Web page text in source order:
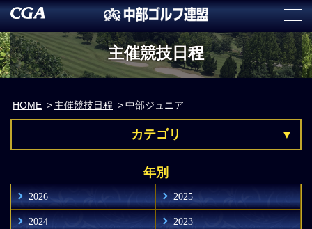
主催競技日程
HOME 主催競技日程 中部ジュニア
カテゴリ
年別
2026 2025
2024 2023